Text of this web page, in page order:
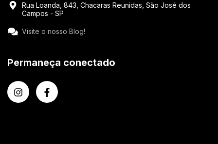
Rua Loanda, 843, Chacaras Reunidas, São José dos
Campos - SP
Visite o nosso Blog!
Permaneça conectado